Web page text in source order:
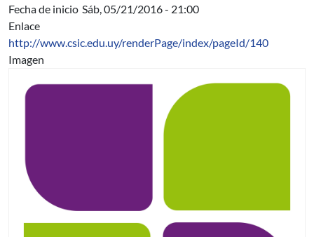
Fecha de inicio Sáb, 05/21/2016 - 21:00
Enlace
http://www.csic.edu.uy/renderPage/index/pageId/140
Imagen